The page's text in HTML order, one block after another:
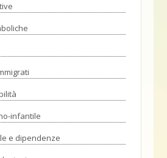
infantile
e dipendenze